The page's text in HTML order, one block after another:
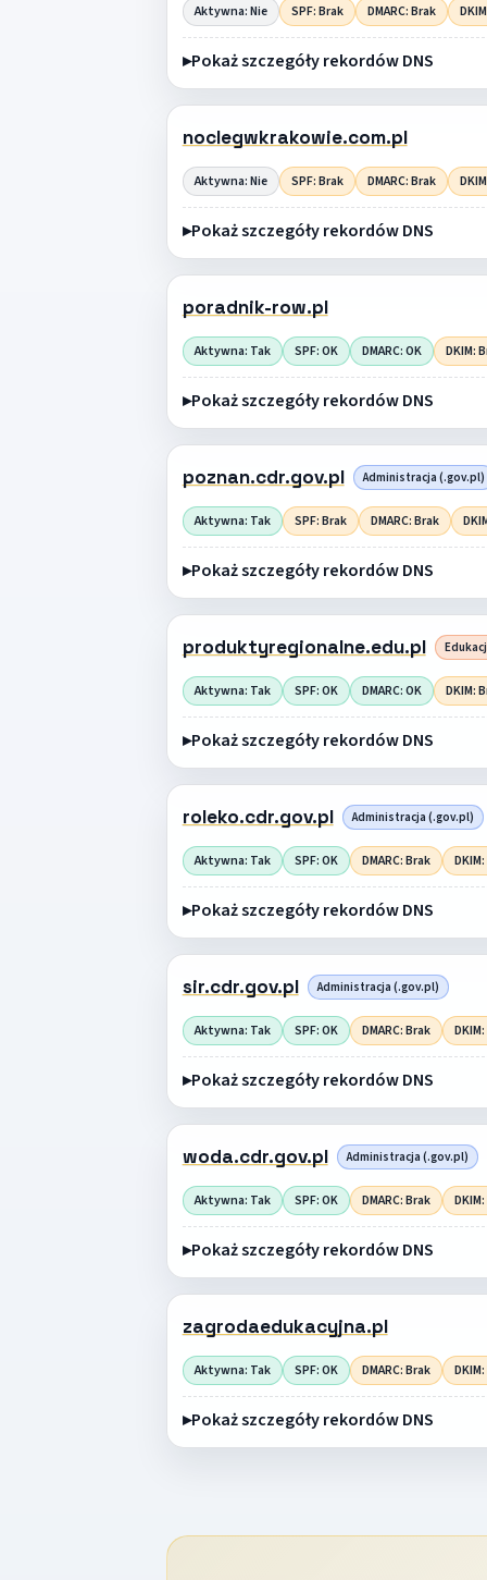
Aktywna: Nie SPF: Brak DMARC: Brak
Pokaż szczegóły rekordów DNS
noclegwkrakowie.com.pl
Aktywna: Nie SPF: Brak DMARC: Brak
Pokaż szczegóły rekordów DNS
poradnik-row.pl
Aktywna: Tak SPF: OK DMARC: OK DKIM:
Pokaż szczegóły rekordów DNS
poznan.cdr.gov.pl Administracja (.gov.pl)
Aktywna: Tak SPF: Brak DMARC: Brak
Pokaż szczegóły rekordów DNS
produktyregionalne.edu.pl
Aktywna: Tak SPF: OK DMARC: OK DKIM:
Pokaż szczegóły rekordów DNS
roleko.cdr.gov.pl Administracja (.gov.pl)
Aktywna: Tak SPF: OK DMARC: Brak
Pokaż szczegóły rekordów DNS
sir.cdr.gov.pl Administracja (.gov.pl)
Aktywna: Tak SPF: OK DMARC: Brak
Pokaż szczegóły rekordów DNS
woda.cdr.gov.pl Administracja (.gov.pl)
Aktywna: Tak SPF: OK DMARC: Brak
Pokaż szczegóły rekordów DNS
zagrodaedukacyjna.pl
Aktywna: Tak SPF: OK DMARC: Brak
Pokaż szczegóły rekordów DNS